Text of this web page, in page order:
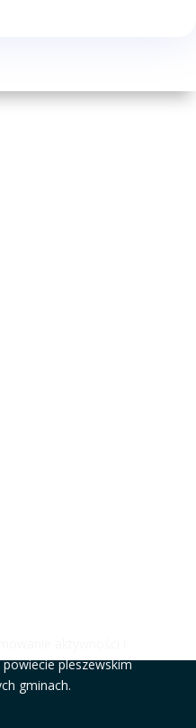
pleszewskim
gminach.